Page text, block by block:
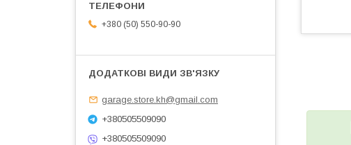
+380 (50) 550-90-90
garage.store.kh@gmail.com
+380505509090
+380505509090